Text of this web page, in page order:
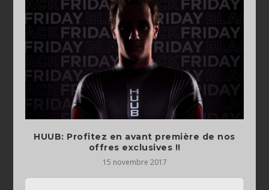
HUUB: Profitez en avant première de nos
offres exclusives !!
15 novembre 2017